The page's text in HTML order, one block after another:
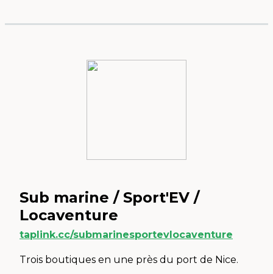
Sub marine / Sport'EV /
Locaventure
taplink.cc/submarinesportevlocaventure
Trois boutiques en une près du port de Nice.